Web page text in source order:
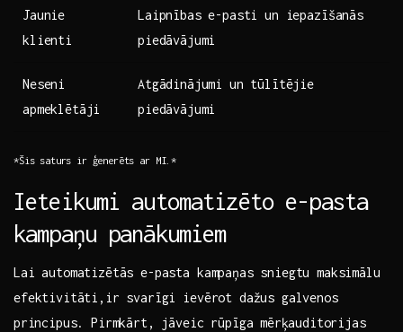
Jaunie
klienti
Laipnības e-pasti‌ un iepazīšanās
piedāvājumi
Neseni
apmeklētāji
Atgādinājumi un tūlītējie
piedāvājumi
*Šis saturs ir ģenerēts ar MI.*
Ieteikumi automatizēto e-pasta
kampaņu panākumiem
Lai ​automatizētās ‍e-pasta kampaņas sniegtu maksimālu
efektivitāti,ir ​svarīgi ievērot dažus galvenos
⁢principus. Pirmkārt, jāveic rūpīga⁢ mērķauditorijas